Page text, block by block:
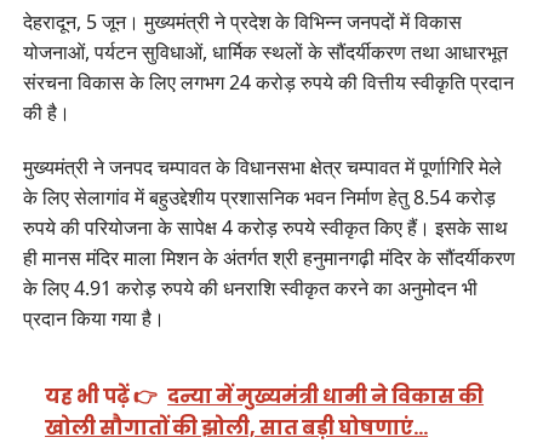
देहरादून, 5 जून। मुख्यमंत्री ने प्रदेश के विभिन्न जनपदों में विकास
योजनाओं, पर्यटन सुविधाओं, धार्मिक स्थलों के सौंदर्यीकरण तथा आधारभूत
संरचना विकास के लिए लगभग 24 करोड़ रुपये की वित्तीय स्वीकृति प्रदान
की है।
मुख्यमंत्री ने जनपद चम्पावत के विधानसभा क्षेत्र चम्पावत में पूर्णागिरि मेले
के लिए सेलागांव में बहुउद्देशीय प्रशासनिक भवन निर्माण हेतु 8.54 करोड़
रुपये की परियोजना के सापेक्ष 4 करोड़ रुपये स्वीकृत किए हैं। इसके साथ
ही मानस मंदिर माला मिशन के अंतर्गत श्री हनुमानगढ़ी मंदिर के सौंदर्यीकरण
के लिए 4.91 करोड़ रुपये की धनराशि स्वीकृत करने का अनुमोदन भी
प्रदान किया गया है।
यह भी पढ़ें 👉 दन्या में मुख्यमंत्री धामी ने विकास की
खोली सौगातों की झोली, सात बड़ी घोषणाएं…